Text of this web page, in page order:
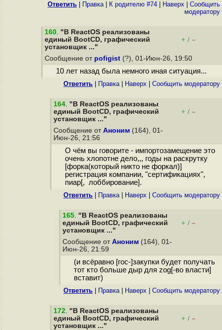
Ответить Правка| К родителю #74 Наверх
Cообщить
модератору
160. "В ReactOS реализованы
единый BootCD, графический
установщик ..."
+ / –
Сообщение от pofigist (?), 01-Июн-26, 19:50
10 лет назад была немного иная ситуация...
Ответить Правка| Наверх Cообщить модератору
164. "В ReactOS реализованы
единый BootCD, графический
установщик ..."
+ / –
Сообщение от Аноним (164), 01-
Июн-26, 21:56
О чём вы говорите - импортозамещение это
очень хлопотне дело,,, годы на раскрутку
[форка(который никто не форкал)]
регистрация компании, "сертификациях",
пиар[, лоббирование].
Ответить Правка| Наверх Cообщить модератору
165. "В ReactOS реализованы
единый BootCD, графический
установщик ..."
+ / –
Сообщение от Аноним (164), 01-
Июн-26, 21:59
(и всёравно [гос-]закупки будет получать
тот кто больше дыр для zog[-во власти]
вставит)
Ответить Правка| Наверх Cообщить модератору
172. "В ReactOS реализованы
единый BootCD, графический
установщик ..."
+ / –